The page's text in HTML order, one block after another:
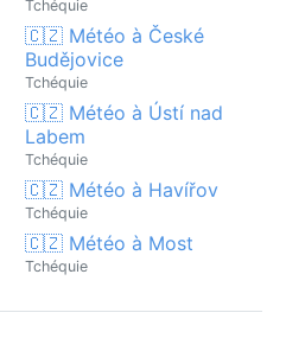
Tchéquie
🇨🇿 Météo à České
Budějovice
Tchéquie
🇨🇿 Météo à Ústí nad
Labem
Tchéquie
🇨🇿 Météo à Havířov
Tchéquie
🇨🇿 Météo à Most
Tchéquie